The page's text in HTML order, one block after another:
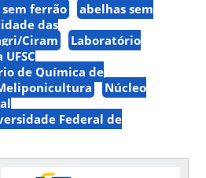
ferrão
abelhas sem
das
Ciram
Laboratório
de Química de
Núcleo
Federal de